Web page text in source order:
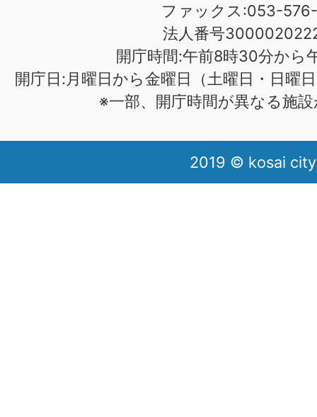
ファックス:053-576-
法人番号
開庁時間:午前8時30分から
開庁日:月曜日から金曜日（土曜日・日曜
※一部、開庁時間が異なる施
2019 © kosai